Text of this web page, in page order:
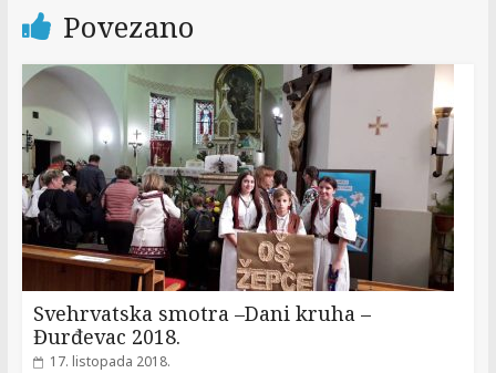
Povezano
Svehrvatska smotra –Dani kruha –
Đurđevac 2018.
17. listopada 2018.